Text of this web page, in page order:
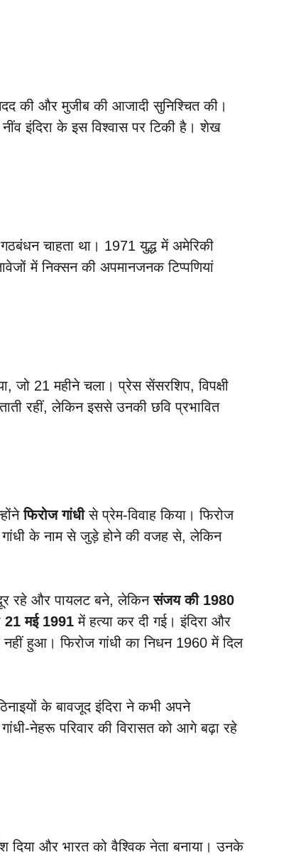
की और मुजीब की आजादी सुनिश्चित की।
इंदिरा के इस विश्वास पर टिकी है। शेख
चाहता था। 1971 युद्ध में अमेरिकी
में निक्सन की अपमानजनक टिप्पणियां
जो 21 महीने चला। प्रेस सेंसरशिप, विपक्षी
रहीं, लेकिन इससे उनकी छवि प्रभावित
फिरोज गांधीसे प्रेम-विवाह किया। फिरोज
गांधी के नाम से जुड़े होने की वजह से, लेकिन
रहे और पायलट बने, लेकिनसंजय की 1980
21 मई 1991 में हत्या कर दी गई। इंदिरा और
हुआ। फिरोज गांधी का निधन 1960 में दिल
के बावजूद इंदिरा ने कभी अपने
गांधी-नेहरू परिवार की विरासत को आगे बढ़ा रहे
दिया और भारत को वैश्विक नेता बनाया। उनके